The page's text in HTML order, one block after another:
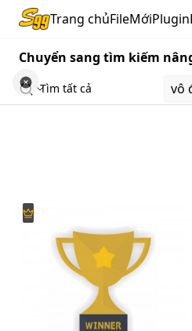
Trang chủFileMớiPlugin
Chuyển sang tìm kiếm
Tìm tất cả